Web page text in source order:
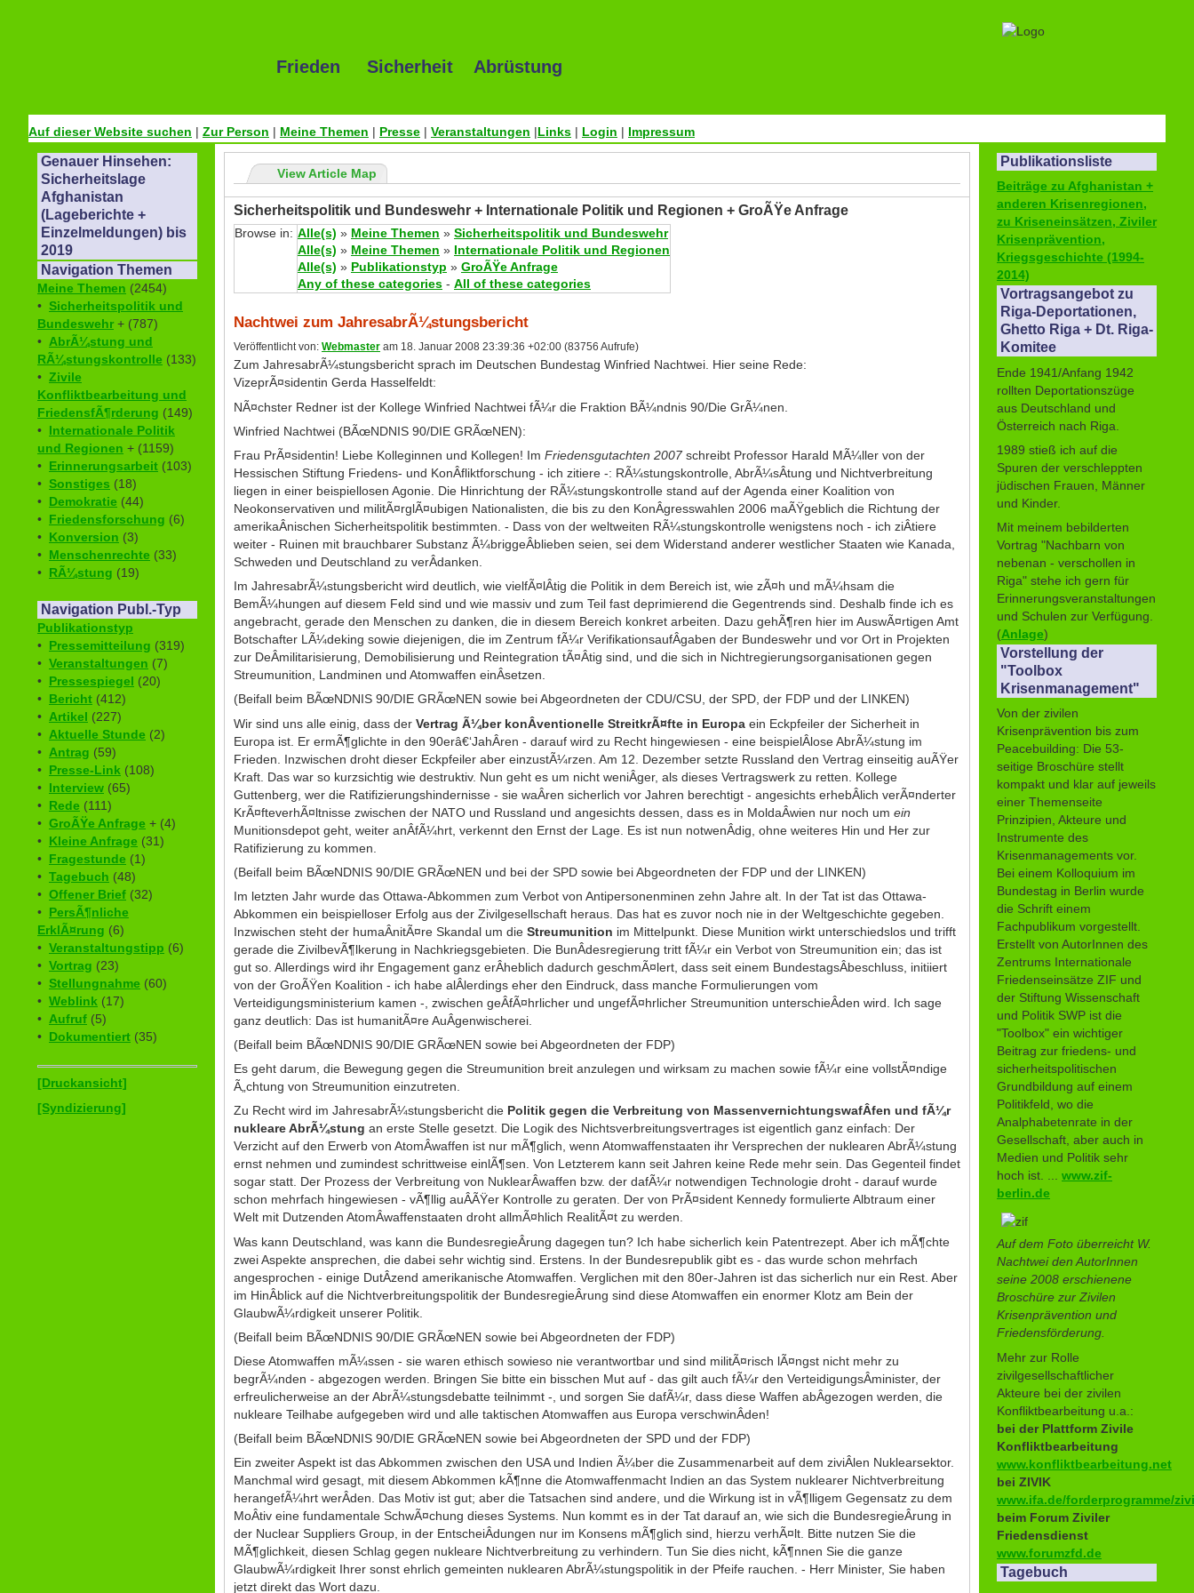
Frieden Sicherheit Abrüstung
Auf dieser Website suchen | Zur Person | Meine Themen | Presse | Veranstaltungen |Links | Login | Impressum
Genauer Hinsehen:
Sicherheitslage
Afghanistan
(Lageberichte +
Einzelmeldungen) bis
2019
Navigation Themen
Meine Themen (2454)
• Sicherheitspolitik und
Bundeswehr + (787)
• AbrÃ¼stung und
RÃ¼stungskontrolle (133)
• Zivile
Konfliktbearbeitung und
FriedensfÃ¶rderung (149)
• Internationale Politik
und Regionen + (1159)
• Erinnerungsarbeit (103)
• Sonstiges (18)
• Demokratie (44)
• Friedensforschung (6)
• Konversion (3)
• Menschenrechte (33)
• RÃ¼stung (19)
Navigation Publ.-Typ
Publikationstyp
• Pressemitteilung (319)
• Veranstaltungen (7)
• Pressespiegel (20)
• Bericht (412)
• Artikel (227)
• Aktuelle Stunde (2)
• Antrag (59)
• Presse-Link (108)
• Interview (65)
• Rede (111)
• GroÃŸe Anfrage + (4)
• Kleine Anfrage (31)
• Fragestunde (1)
• Tagebuch (48)
• Offener Brief (32)
• PersÃ¶nliche
ErklÃ¤rung (6)
• Veranstaltungstipp (6)
• Vortrag (23)
• Stellungnahme (60)
• Weblink (17)
• Aufruf (5)
• Dokumentiert (35)
[Druckansicht]
[Syndizierung]
View Article Map
Sicherheitspolitik und Bundeswehr + Internationale Politik und Regionen + GroÃŸe Anfrage
Browse in: Alle(s) » Meine Themen » Sicherheitspolitik und Bundeswehr
Alle(s) » Meine Themen » Internationale Politik und Regionen
Alle(s) » Publikationstyp » GroÃŸe Anfrage
Any of these categories - All of these categories
Nachtwei zum JahresabrÃ¼stungsbericht
Veröffentlicht von: Webmaster am 18. Januar 2008 23:39:36 +02:00 (83756 Aufrufe)
Zum JahresabrÃ¼stungsbericht sprach im Deutschen Bundestag Winfried Nachtwei. Hier seine Rede:
VizeprÃ¤sidentin Gerda Hasselfeldt:
NÃ¤chster Redner ist der Kollege Winfried Nachtwei fÃ¼r die Fraktion BÃ¼ndnis 90/Die GrÃ¼nen.
Winfried Nachtwei (BÃœNDNIS 90/DIE GRÃœNEN):
Frau PrÃ¤sidentin! Liebe Kolleginnen und Kollegen! Im Friedensgutachten 2007schreibt Professor Harald MÃ¼ller von der
Hessischen Stiftung Friedens- und KonÂ­fliktforschung - ich zitiere -: RÃ¼stungskontrolle, AbrÃ¼sÂ­tung und Nichtverbreitung
liegen in einer beispiellosen Agonie. Die Hinrichtung der RÃ¼stungskontrolle stand auf der Agenda einer Koalition von
Neokonservativen und militÃ¤rglÃ¤ubigen Nationalisten, die bis zu den KonÂ­gresswahlen 2006 maÃŸgeblich die Richtung der
amerikaÂ­nischen Sicherheitspolitik bestimmten. - Dass von der weltweiten RÃ¼stungskontrolle wenigstens noch - ich ziÂ­tiere
weiter - Ruinen mit brauchbarer Substanz Ã¼briggeÂ­blieben seien, sei dem Widerstand anderer westlicher Staaten wie Kanada,
Schweden und Deutschland zu verÂ­danken.
Im JahresabrÃ¼stungsbericht wird deutlich, wie vielfÃ¤lÂ­tig die Politik in dem Bereich ist, wie zÃ¤h und mÃ¼hsam die
BemÃ¼hungen auf diesem Feld sind und wie massiv und zum Teil fast deprimierend die Gegentrends sind. Deshalb finde ich es
angebracht, gerade den Menschen zu danken, die in diesem Bereich konkret arbeiten. Dazu gehÃ¶ren hier im AuswÃ¤rtigen Amt
Botschafter LÃ¼deking sowie diejenigen, die im Zentrum fÃ¼r VerifikationsaufÂ­gaben der Bundeswehr und vor Ort in Projekten
zur DeÂ­militarisierung, Demobilisierung und Reintegration tÃ¤Â­tig sind, und die sich in Nichtregierungsorganisationen gegen
Streumunition, Landminen und Atomwaffen einÂ­setzen.
(Beifall beim BÃœNDNIS 90/DIE GRÃœNEN sowie bei Abgeordneten der CDU/CSU, der SPD, der FDP und der LINKEN)
Wir sind uns alle einig, dass der Vertrag Ã¼ber konÂ­ventionelle StreitkrÃ¤fte in Europa ein Eckpfeiler der Sicherheit in
Europa ist. Er ermÃ¶glichte in den 90erâ€‘JahÂ­ren - darauf wird zu Recht hingewiesen - eine beispielÂ­lose AbrÃ¼stung im
Frieden. Inzwischen droht dieser Eckpfeiler aber einzustÃ¼rzen. Am 12. Dezember setzte Russland den Vertrag einseitig auÃŸer
Kraft. Das war so kurzsichtig wie destruktiv. Nun geht es um nicht weniÂ­ger, als dieses Vertragswerk zu retten. Kollege
Guttenberg, wer die Ratifizierungshindernisse - sie waÂ­ren sicherlich vor Jahren berechtigt - angesichts erhebÂ­lich verÃ¤nderter
KrÃ¤fteverhÃ¤ltnisse zwischen der NATO und Russland und angesichts dessen, dass es in MoldaÂ­wien nur noch um ein
Munitionsdepot geht, weiter anÂ­fÃ¼hrt, verkennt den Ernst der Lage. Es ist nun notwenÂ­dig, ohne weiteres Hin und Her zur
Ratifizierung zu kommen.
(Beifall beim BÃœNDNIS 90/DIE GRÃœNEN und bei der SPD sowie bei Abgeordneten der FDP und der LINKEN)
Im letzten Jahr wurde das Ottawa-Abkommen zum Verbot von Antipersonenminen zehn Jahre alt. In der Tat ist das Ottawa-
Abkommen ein beispielloser Erfolg aus der Zivilgesellschaft heraus. Das hat es zuvor noch nie in der Weltgeschichte gegeben.
Inzwischen steht der humaÂ­nitÃ¤re Skandal um die Streumunition im Mittelpunkt. Diese Munition wirkt unterschiedslos und trifft
gerade die ZivilbevÃ¶lkerung in Nachkriegsgebieten. Die BunÂ­desregierung tritt fÃ¼r ein Verbot von Streumunition ein; das ist
gut so. Allerdings wird ihr Engagement ganz erÂ­heblich dadurch geschmÃ¤lert, dass seit einem BundestagsÂ­beschluss, initiiert
von der GroÃŸen Koalition - ich habe alÂ­lerdings eher den Eindruck, dass manche Formulierungen vom
Verteidigungsministerium kamen -, zwischen geÂ­fÃ¤hrlicher und ungefÃ¤hrlicher Streumunition unterschieÂ­den wird. Ich sage
ganz deutlich: Das ist humanitÃ¤re AuÂ­genwischerei.
(Beifall beim BÃœNDNIS 90/DIE GRÃœNEN sowie bei Abgeordneten der FDP)
Es geht darum, die Bewegung gegen die Streumunition breit anzulegen und wirksam zu machen sowie fÃ¼r eine vollstÃ¤ndige
Ã„chtung von Streumunition einzutreten.
Zu Recht wird im JahresabrÃ¼stungsbericht die Politik gegen die Verbreitung von MassenvernichtungswafÂ­fen und fÃ¼r
nukleare AbrÃ¼stung an erste Stelle gesetzt. Die Logik des Nichtsverbreitungsvertrages ist eigentlich ganz einfach: Der
Verzicht auf den Erwerb von AtomÂ­waffen ist nur mÃ¶glich, wenn Atomwaffenstaaten ihr Versprechen der nuklearen AbrÃ¼stung
ernst nehmen und zumindest schrittweise einlÃ¶sen. Von Letzterem kann seit Jahren keine Rede mehr sein. Das Gegenteil findet
sogar statt. Der Prozess der Verbreitung von NuklearÂ­waffen bzw. der dafÃ¼r notwendigen Technologie droht - darauf wurde
schon mehrfach hingewiesen - vÃ¶llig auÂ­ÃŸer Kontrolle zu geraten. Der von PrÃ¤sident Kennedy formulierte Albtraum einer
Welt mit Dutzenden AtomÂ­waffenstaaten droht allmÃ¤hlich RealitÃ¤t zu werden.
Was kann Deutschland, was kann die BundesregieÂ­rung dagegen tun? Ich habe sicherlich kein Patentrezept. Aber ich mÃ¶chte
zwei Aspekte ansprechen, die dabei sehr wichtig sind. Erstens. In der Bundesrepublik gibt es - das wurde schon mehrfach
angesprochen - einige DutÂ­zend amerikanische Atomwaffen. Verglichen mit den 80er-Jahren ist das sicherlich nur ein Rest. Aber
im HinÂ­blick auf die Nichtverbreitungspolitik der BundesregieÂ­rung sind diese Atomwaffen ein enormer Klotz am Bein der
GlaubwÃ¼rdigkeit unserer Politik.
(Beifall beim BÃœNDNIS 90/DIE GRÃœNEN sowie bei Abgeordneten der FDP)
Diese Atomwaffen mÃ¼ssen - sie waren ethisch sowieso nie verantwortbar und sind militÃ¤risch lÃ¤ngst nicht mehr zu
begrÃ¼nden - abgezogen werden. Bringen Sie bitte ein bisschen Mut auf - das gilt auch fÃ¼r den VerteidigungsÂ­minister, der
erfreulicherweise an der AbrÃ¼stungsdebatte teilnimmt -, und sorgen Sie dafÃ¼r, dass diese Waffen abÂ­gezogen werden, die
nukleare Teilhabe aufgegeben wird und alle taktischen Atomwaffen aus Europa verschwinÂ­den!
(Beifall beim BÃœNDNIS 90/DIE GRÃœNEN sowie bei Abgeordneten der SPD und der FDP)
Ein zweiter Aspekt ist das Abkommen zwischen den USA und Indien Ã¼ber die Zusammenarbeit auf dem ziviÂ­len Nuklearsektor.
Manchmal wird gesagt, mit diesem Abkommen kÃ¶nne die Atomwaffenmacht Indien an das System nuklearer Nichtverbreitung
herangefÃ¼hrt werÂ­den. Das Motiv ist gut; aber die Tatsachen sind andere, und die Wirkung ist in vÃ¶lligem Gegensatz zu dem
MoÂ­tiv eine fundamentale SchwÃ¤chung dieses Systems. Nun kommt es in der Tat darauf an, wie sich die BundesregieÂ­rung in
der Nuclear Suppliers Group, in der EntscheiÂ­dungen nur im Konsens mÃ¶glich sind, hierzu verhÃ¤lt. Bitte nutzen Sie die
MÃ¶glichkeit, diesen Schlag gegen nukleare Nichtverbreitung zu verhindern. Tun Sie dies nicht, kÃ¶nnen Sie die ganze
GlaubwÃ¼rdigkeit Ihrer sonst ehrlich gemeinten nuklearen AbrÃ¼stungspolitik in der Pfeife rauchen. - Herr Minister, Sie haben
jetzt direkt das Wort dazu.
Publikationsliste
Beiträge zu Afghanistan +
anderen Krisenregionen,
zu Kriseneinsätzen, Ziviler
Krisenprävention,
Kriegsgeschichte (1994-
2014)
Vortragsangebot zu
Riga-Deportationen,
Ghetto Riga + Dt. Riga-
Komitee
Ende 1941/Anfang 1942
rollten Deportationszüge
aus Deutschland und
Österreich nach Riga.
1989 stieß ich auf die
Spuren der verschleppten
jüdischen Frauen, Männer
und Kinder.
Mit meinem bebilderten
Vortrag "Nachbarn von
nebenan - verschollen in
Riga" stehe ich gern für
Erinnerungsveranstaltungen
und Schulen zur Verfügung.
(Anlage)
Vorstellung der
"Toolbox
Krisenmanagement"
Von der zivilen
Krisenprävention bis zum
Peacebuilding: Die 53-
seitige Broschüre stellt
kompakt und klar auf jeweils
einer Themenseite
Prinzipien, Akteure und
Instrumente des
Krisenmanagements vor.
Bei einem Kolloquium im
Bundestag in Berlin wurde
die Schrift einem
Fachpublikum vorgestellt.
Erstellt von AutorInnen des
Zentrums Internationale
Friedenseinsätze ZIF und
der Stiftung Wissenschaft
und Politik SWP ist die
"Toolbox" ein wichtiger
Beitrag zur friedens- und
sicherheitspolitischen
Grundbildung auf einem
Politikfeld, wo die
Analphabetenrate in der
Gesellschaft, aber auch in
Medien und Politik sehr
hoch ist. ... www.zif-
berlin.de
Auf dem Foto überreicht W.
Nachtwei den AutorInnen
seine 2008 erschienene
Broschüre zur Zivilen
Krisenprävention und
Friedensförderung.
Mehr zur Rolle
zivilgesellschaftlicher
Akteure bei der zivilen
Konfliktbearbeitung u.a.:
bei der Plattform Zivile
Konfliktbearbeitung
www.konfliktbearbeitung.net
bei ZIVIK
www.ifa.de/forderprogramme/
beim Forum Ziviler
Friedensdienst
www.forumzfd.de
Tagebuch